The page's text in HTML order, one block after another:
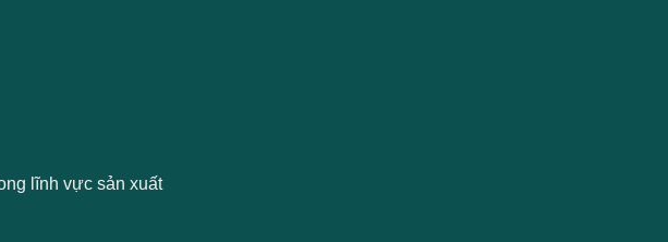
lĩnh vực sản xuất